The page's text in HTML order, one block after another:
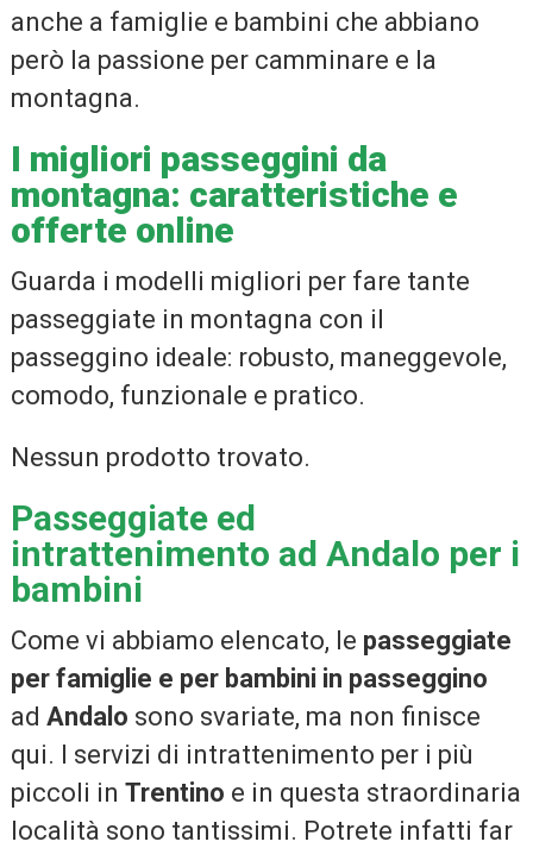
anche a famiglie e bambini che abbiano
però la passione per camminare e la
montagna.
I migliori passeggini da
montagna: caratteristiche e
offerte online
Guarda i modelli migliori per fare tante
passeggiate in montagna con il
passeggino ideale: robusto, maneggevole,
comodo, funzionale e pratico.
Nessun prodotto trovato.
Passeggiate ed
intrattenimento ad Andalo per i
bambini
Come vi abbiamo elencato, le passeggiate
per famiglie e per bambini in passeggino
ad Andalo sono svariate, ma non finisce
qui. I servizi di intrattenimento per i più
piccoli in Trentino e in questa straordinaria
località sono tantissimi. Potrete infatti far